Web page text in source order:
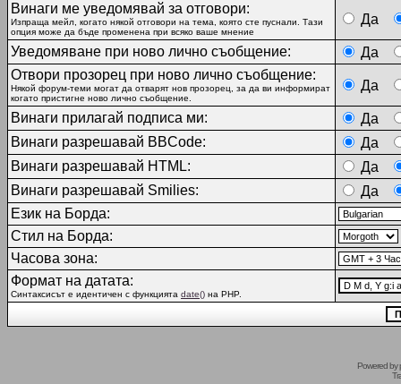
Винаги ме уведомявай за отговори:
Изпраща мейл, когато някой отговори на тема, която сте пуснали. Тази
опция може да бъде променена при всяко ваше мнение
Да
Уведомяване при ново лично съобщение:
Да
Отвори прозорец при ново лично съобщение:
Някой форум-теми могат да отварят нов прозорец, за да ви информират
когато пристигне ново лично съобщение.
Да
Винаги прилагай подписа ми:
Да
Винаги разрешавай BBCode:
Да
Винаги разрешавай HTML:
Да
Винаги разрешавай Smilies:
Да
Език на Борда:
Стил на Борда:
Часова зона:
Формат на датата:
Синтаксисът е идентичен с функцията date() на PHP.
Powered by